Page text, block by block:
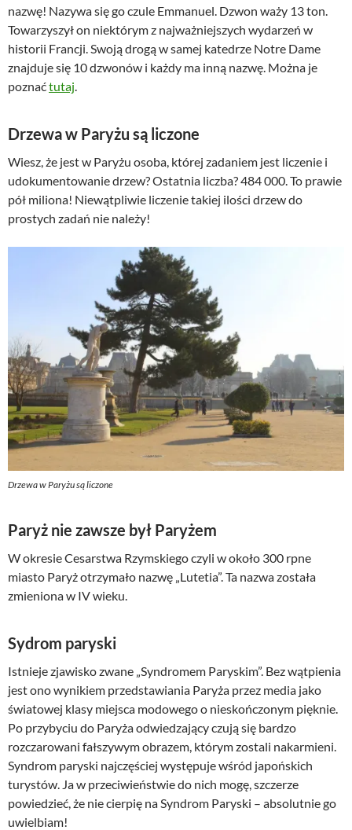
nazwę! Nazywa się go czule Emmanuel. Dzwon waży 13 ton.
Towarzyszył on niektórym z najważniejszych wydarzeń w
historii Francji. Swoją drogą w samej katedrze Notre Dame
znajduje się 10 dzwonów i każdy ma inną nazwę. Można je
poznaćtutaj
Drzewa w Paryżu są liczone
Wiesz, że jest w Paryżu osoba, której zadaniem jest liczenie i
udokumentowanie drzew? Ostatnia liczba? 484 000. To prawie
pół miliona! Niewątpliwie liczenie takiej ilości drzew do
prostych zadań nie należy!
Drzewa w Paryżu są liczone
Paryż nie zawsze był Paryżem
W okresie Cesarstwa Rzymskiego czyli w około 300 rpne
miasto Paryż otrzymało nazwę „Lutetia”. Ta nazwa została
zmieniona w IV wieku.
Sydrom paryski
Istnieje zjawisko zwane „Syndromem Paryskim”. Bez wątpienia
jest ono wynikiem przedstawiania Paryża przez media jako
światowej klasy miejsca modowego o nieskończonym pięknie.
Po przybyciu do Paryża odwiedzający czują się bardzo
rozczarowani fałszywym obrazem, którym zostali nakarmieni.
Syndrom paryski najczęściej występuje wśród japońskich
turystów. Ja w przeciwieństwie do nich mogę, szczerze
powiedzieć, że nie cierpię na Syndrom Paryski – absolutnie go
uwielbiam!